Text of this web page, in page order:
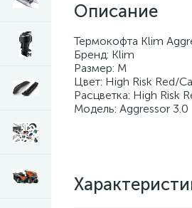
Описание
Термокофта Klim
Бренд: Klim
Размер: M
Цвет: High Risk Red/
Расцветка: High Risk
Модель: Aggressor 3.0